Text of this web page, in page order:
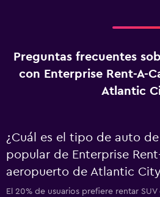
Preguntas frecuentes
con Enterprise Rent-A-
Atlantic
¿Cuál es el tipo de auto
popular de Enterprise
aeropuerto de Atlantic
El 20% de usuarios prefiere rentar